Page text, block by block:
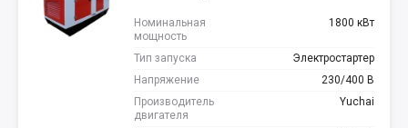
Номинальная
мощность
1800 кВт
Тип запуска
Электростартер
Напряжение
230/400 В
Производитель
двигателя
Yuchai